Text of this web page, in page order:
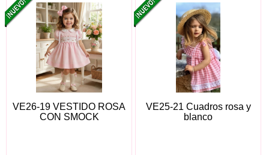
VE26-19 VESTIDO ROSA
CON SMOCK
VE25-21 Cuadros rosa y
blanco